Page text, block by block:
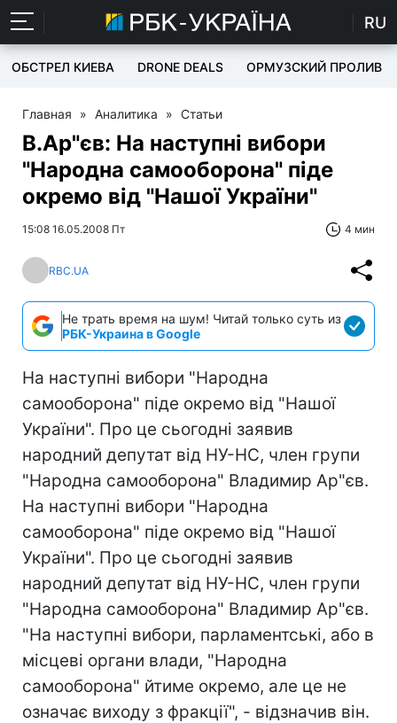
RU
ОБСТРЕЛ КИЕВА DRONE DEALS ОРМУЗСКИЙ ПРОЛИВ
Главная » Аналитика » Статьи
В.Ар"єв: На наступні вибори
"Народна самооборона" піде
окремо від "Нашої України"
15:08 16.05.2008 Пт 4 мин
RBC.UA
Не трать время на шум! Читай только суть из
РБК-Украина в Google
На наступні вибори "Народна
самооборона" піде окремо від "Нашої
України". Про це сьогодні заявив
народний депутат від НУ-НС, член групи
"Народна самооборона" Владимир Ар"єв.
На наступні вибори "Народна
самооборона" піде окремо від "Нашої
України". Про це сьогодні заявив
народний депутат від НУ-НС, член групи
"Народна самооборона" Владимир Ар"єв.
"На наступні вибори, парламентські, або в
місцеві органи влади, "Народна
самооборона" йтиме окремо, але це не
означає виходу з фракції", - відзначив він.